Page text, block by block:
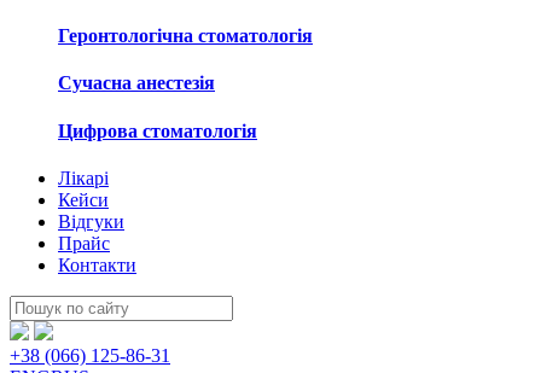
Геронтологічна стоматологія
Сучасна анестезія
Цифрова стоматологія
Лікарі
Кейси
Відгуки
Прайс
Контакти
Пошук:
+38 (066) 125-86-31